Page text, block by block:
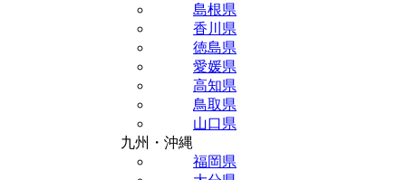
島根県
香川県
徳島県
愛媛県
高知県
鳥取県
山口県
九州・沖縄
福岡県